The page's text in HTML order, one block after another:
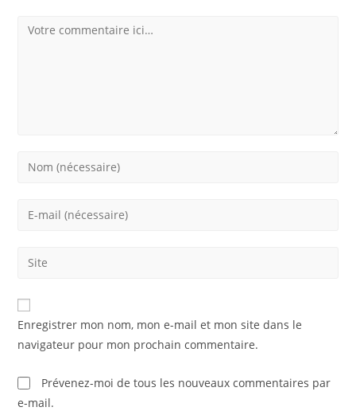
Comment
Enter
Enter
address
comment
Saisir
de
votre
(facultatif)
Enregistrer mon nom, mon e-mail et mon site dans le
navigateur pour mon prochain commentaire.
Prévenez-moi de tous les nouveaux commentaires par
e-mail.